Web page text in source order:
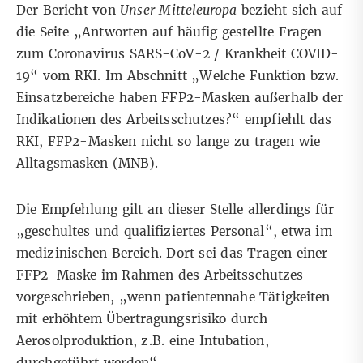
Der Bericht von Unser Mitteleuropa bezieht sich auf
die Seite „Antworten auf häufig gestellte Fragen
zum Coronavirus SARS-CoV-2 / Krankheit COVID-
19“ vom RKI. Im Abschnitt „Welche Funktion bzw.
Einsatzbereiche haben FFP2-Masken außerhalb der
Indikationen des Arbeitsschutzes?“ empfiehlt das
RKI, FFP2-Masken nicht so lange zu tragen wie
Alltagsmasken (MNB).
Die Empfehlung gilt an dieser Stelle allerdings für
„geschultes und qualifiziertes Personal“, etwa im
medizinischen Bereich. Dort sei das Tragen einer
FFP2-Maske im Rahmen des Arbeitsschutzes
vorgeschrieben, „wenn patientennahe Tätigkeiten
mit erhöhtem Übertragungsrisiko durch
Aerosolproduktion, z.B. eine Intubation,